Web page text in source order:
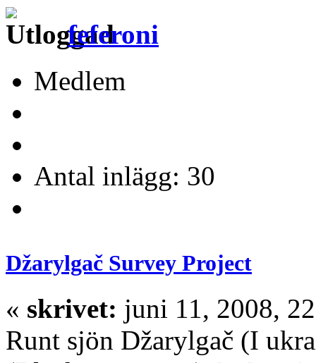
feferoni
Medlem
Antal inlägg: 30
Džarylgač Survey Project
« skrivet: juni 11, 2008,
Runt sjön Džarylgač (I